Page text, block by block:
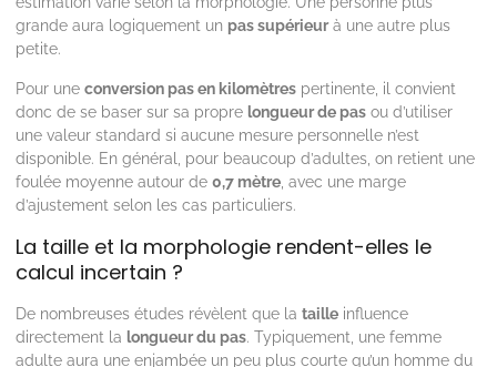
grande aura logiquement un pas supérieurà une autre plus
petite.
Pour une conversion pas en kilomètres pertinente, il convient
donc de se baser sur sa propre longueur de pas ou d’utiliser
une valeur standard si aucune mesure personnelle n’est
disponible. En général, pour beaucoup d’adultes, on retient une
foulée moyenne autour de 0,7 mètre, avec une marge
d’ajustement selon les cas particuliers.
La taille et la morphologie rendent-elles le
calcul incertain ?
De nombreuses études révèlent que la taille influence
directement la longueur du pas. Typiquement, une femme
adulte aura une enjambée un peu plus courte qu’un homme du